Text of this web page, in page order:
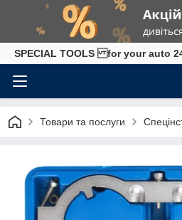
SPECIAL TOOLS for your auto
Товари та послуги